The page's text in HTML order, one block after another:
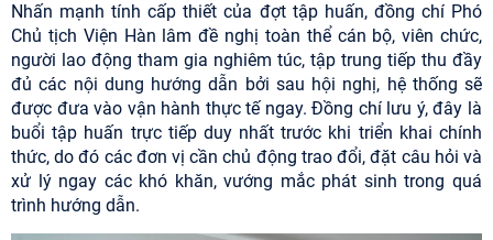
Nhấn mạnh tính cấp thiết của đợt tập huấn, đồng chí Phó
Chủ tịch Viện Hàn lâm đề nghị toàn thể cán bộ, viên chức,
người lao động tham gia nghiêm túc, tập trung tiếp thu đầy
đủ các nội dung hướng dẫn bởi sau hội nghị, hệ thống sẽ
được đưa vào vận hành thực tế ngay. Đồng chí lưu ý, đây là
buổi tập huấn trực tiếp duy nhất trước khi triển khai chính
thức, do đó các đơn vị cần chủ động trao đổi, đặt câu hỏi và
xử lý ngay các khó khăn, vướng mắc phát sinh trong quá
trình hướng dẫn.